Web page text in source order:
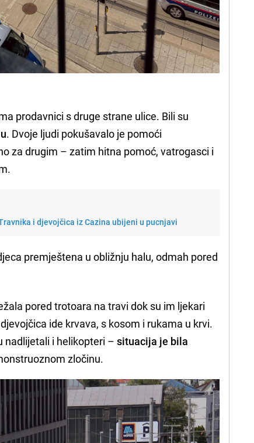
prodavnici s druge strane ulice. Bili su
. Dvoje ljudi pokušavalo je pomoći
za drugim – zatim hitna pomoć, vatrogasci i
i djevojčica iz Cazina ubijeni u pucnjavi
premještena u obližnju halu, odmah pored
pored trotoara na travi dok su im ljekari
ide krvava, s kosom i rukama u krvi.
nadlijetali i helikopteri –situacija je bila
zločinu.